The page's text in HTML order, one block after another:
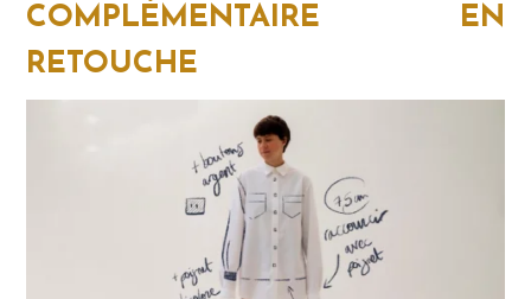
COMPLÉMENTAIRE EN
RETOUCHE